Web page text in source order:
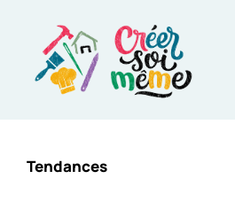
contenu
Tendances